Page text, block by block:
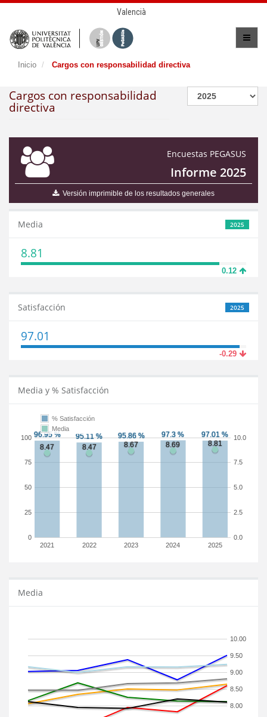
Valencià
Inicio Cargos con responsabilidad directiva
Cargos con responsabilidad
directiva
Encuestas PEGASUS
Informe 2025
Versión imprimible de los resultados generales
2025
Media
8.81
0.12
2025
Satisfacción
97.01
-0.29
Media y % Satisfacción
2021 2022 2023 2024 2025
0
25
50
75
100
0.0
2.5
5.0
7.5
10.0
% Satisfacción
Media
Media
8.00
8.50
9.00
9.50
10.00